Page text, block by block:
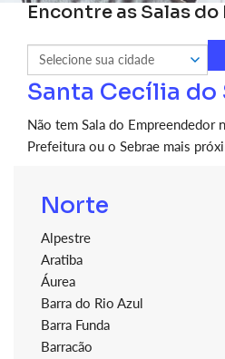
Encontre as Salas
Santa Cecília do
Não tem Sala do Empreendedor
Prefeitura ou o Sebrae mais
Norte
Alpestre
Aratiba
Áurea
Barra do Rio Azul
Barra Funda
Barracão